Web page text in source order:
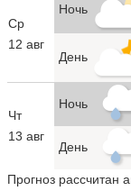
Ср
12 авг
Ночь
День
Чт
13 авг
Ночь
День
Прогноз рассчитан